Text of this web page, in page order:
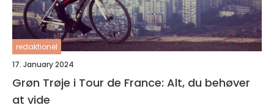
redaktionel
17. January 2024
Grøn Trøje i Tour de France: Alt, du behøver
at vide